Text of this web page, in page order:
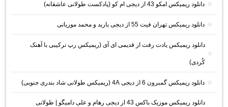
دانلود ریمیکس امکو 43 از دیجی ام کو (پادکست طولانی عاشقانه)
دانلود ریمیکس تهران فیت 55 از دیجی باربد و محمد موریانی
دانلود ریمیکس یادت رفت از قدیمی ای آی (ریمیکس رپ ترکیبی با آهنک
کُردی)
دانلود ریمیکس گمبرون 6 از دیجی 4A (ریمیکس طولانی شاد بندری جنوبی)
دانلود ریمیکس موزیک باکس 43 از دیجی رهام و علی دامیگو | طولانی